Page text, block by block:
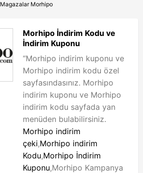
Magazalar Morhipo
Morhipo İndirim Kodu ve
İndirim Kuponu
“Morhipo indirim kuponu ve
Morhipo indirim kodu özel
sayfasındasınız. Morhipo
indirim kuponu ve Morhipo
indirim kodu sayfada yan
menüden bulabilirsiniz.
Morhipo indirim
çeki,Morhipo indirim
Kodu,Morhipo İndirim
Kuponu,Morhipo Kampanya